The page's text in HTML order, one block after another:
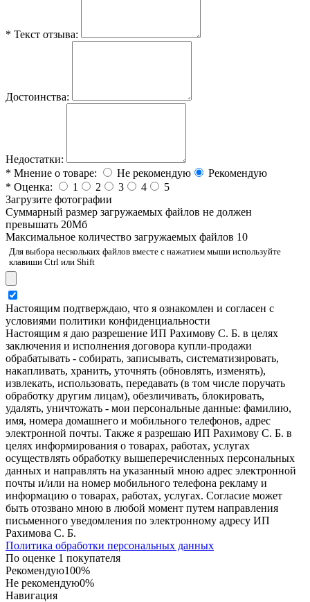
* Текст отзыва:
Достоинства:
Недостатки:
* Мнение о товаре: Не рекомендую
Рекомендую
* Оценка: 1 2 3 4
5
Загрузите фотографии
Cуммарный размер загружаемых файлов не должен
превышать 20Мб
Максимальное количество загружаемых файлов 10
Для выбора нескольких файлов вместе с нажатием мыши используйте
клавиши Ctrl или Shift
Настоящим подтверждаю, что я ознакомлен и согласен с
условиями политики конфиденциальности
Настоящим я даю разрешение ИП Рахимову С. Б. в целях
заключения и исполнения договора купли-продажи
обрабатывать - собирать, записывать, систематизировать,
накапливать, хранить, уточнять (обновлять, изменять),
извлекать, использовать, передавать (в том числе поручать
обработку другим лицам), обезличивать, блокировать,
удалять, уничтожать - мои персональные данные: фамилию,
имя, номера домашнего и мобильного телефонов, адрес
электронной почты. Также я разрешаю ИП Рахимову С. Б. в
целях информирования о товарах, работах, услугах
осуществлять обработку вышеперечисленных персональных
данных и направлять на указанный мною адрес электронной
почты и/или на номер мобильного телефона рекламу и
информацию о товарах, работах, услугах. Согласие может
быть отозвано мною в любой момент путем направления
письменного уведомления по электронному адресу ИП
Рахимова С. Б.
Политика обработки персональных данных
По оценке 1 покупателя
Рекомендую100%
Не рекомендую0%
Навигация